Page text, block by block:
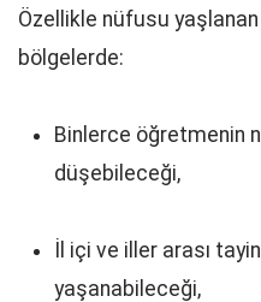
Özellikle nüfusu yaşlanan
bölgelerde:
Binlerce öğretmenin
düşebileceği,
İl içi ve iller arası
yaşanabileceği,